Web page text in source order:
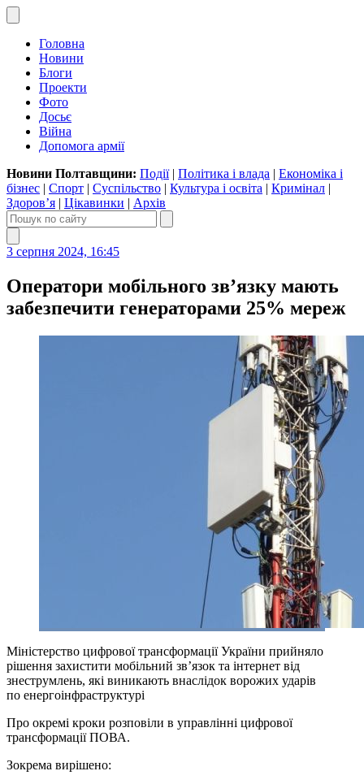
Головна
Новини
Блоги
Проекти
Фото
Досьє
Війна
Допомога армії
Новини Полтавщини: Події| Політика і влада | Економіка і
бізнес | Спорт | Суспільство | Культура і освіта | Кримінал |
Здоров’я | Цікавинки | Архів
3 серпня 2024, 16:45
Оператори мобільного зв’язку мають
забезпечити генераторами 25% мереж
Міністерство цифрової трансформації України прийняло
рішення захистити мобільний зв’язок та інтернет від
знеструмлень, які виникають внаслідок ворожих ударів
по енергоінфраструктурі
Про окремі кроки розповіли в управлінні цифрової
трансформації ПОВА.
Зокрема вирішено: